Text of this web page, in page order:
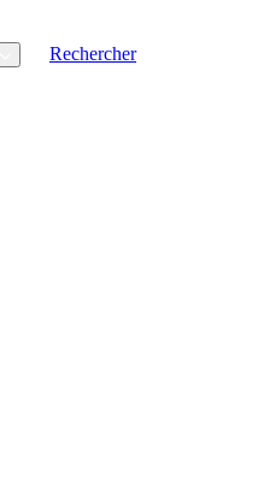
Rechercher